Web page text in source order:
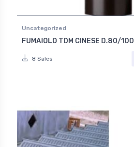
Uncategorized
FUMAIOLO TDM CINESE D.80/100
8 Sales